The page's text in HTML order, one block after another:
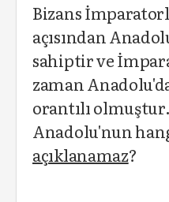
Bizans
açısından
sahiptir ve
zaman
orantılı
Anadolu'nun
açıklanamaz?